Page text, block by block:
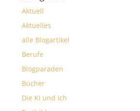
Aktuell
Aktuelles
alle Blogartikel
Berufe
Blogparaden
Bücher
Die KI und ich